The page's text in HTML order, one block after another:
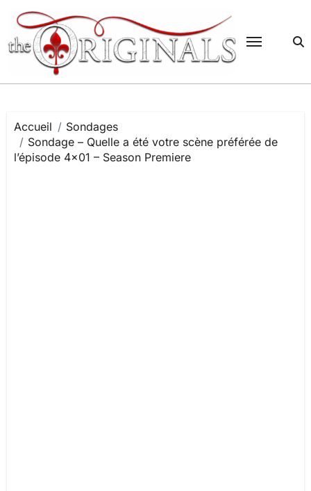
contenu
Accueil
Sondages
Sondage – Quelle a été votre scène préférée de
l’épisode 4×01 – Season Premiere